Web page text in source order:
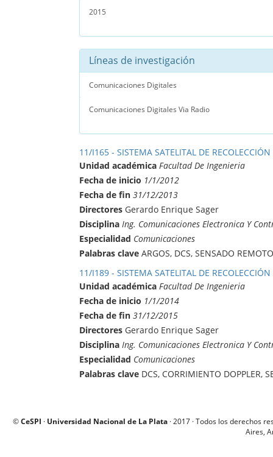
2015
Líneas de investigación
Comunicaciones Digitales
Comunicaciones Digitales Via Radio
11/I165 - SISTEMA SATELITAL DE
Unidad académica Facultad De Ingenieria
Fecha de inicio 1/1/2012
Fecha de fin 31/12/2013
Directores Gerardo Enrique Sager
Disciplina Ing. Comunicaciones Electronica Y
Especialidad Comunicaciones
Palabras clave ARGOS, DCS, SENSADO
11/I189 - SISTEMA SATELITAL DE
Unidad académica Facultad De Ingenieria
Fecha de inicio 1/1/2014
Fecha de fin 31/12/2015
Directores Gerardo Enrique Sager
Disciplina Ing. Comunicaciones Electronica Y
Especialidad Comunicaciones
Palabras clave DCS, CORRIMIENTO DOPPLER,
©CeSPI · Universidad Nacional de La Plata · 2017 · Todos los derechos
Aires,